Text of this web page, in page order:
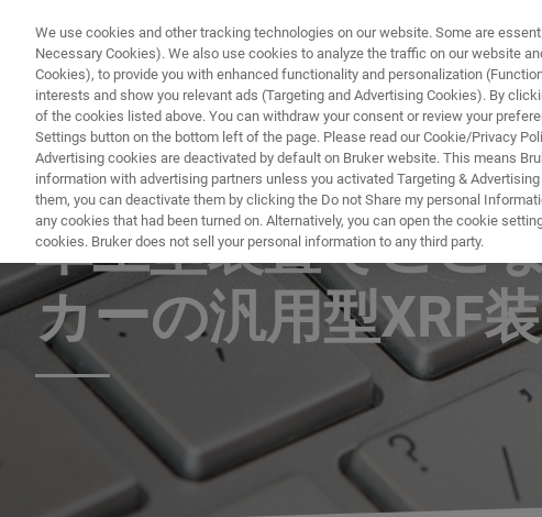
PRODUKTE & LÖSUNGEN
X-RAY FLUORESCENCE (XRF) WEBINAR
卓上型装置でここ
カーの汎用型XRF
We use cookies and other tracking technologies on our website. Some are
Necessary Cookies). We also use cookies to analyze the traffic on our website
Cookies), to provide you with enhanced functionality and personalization
interests and show you relevant ads (Targeting and Advertising Cookies). By
of the cookies listed above. You can withdraw your consent or review your
Settings button on the bottom left of the page. Please read our Cookie/Privacy
Advertising cookies are deactivated by default on Bruker website. This means
information with advertising partners unless you activated Targeting &
them, you can deactivate them by clicking the Do not Share my personal
any cookies that had been turned on. Alternatively, you can open the cookie
cookies. Bruker does not sell your personal information to any third party.